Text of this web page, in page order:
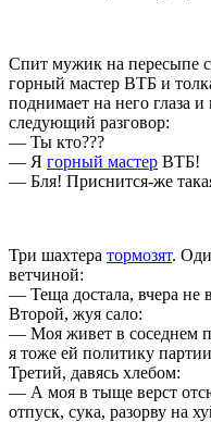
Спит мужик на пересыпе
горный мастер ВТБ и
поднимает на него глаза
следующий разговор:
— Ты кто???
— Я горный мастер ВТБ!
— Бля! Приснится-же
Три шахтера тормозят.
ветчиной:
— Теща достала, вчера не
Второй, жуя сало:
— Моя живет в соседнем
я тоже ей политику
Третий, давясь хлебом:
— А моя в тыще верст
отпуск, сука, разорву на